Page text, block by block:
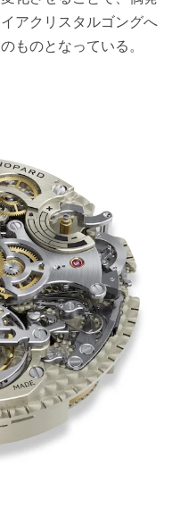
アクリスタルゴングへ
ものとなっている。